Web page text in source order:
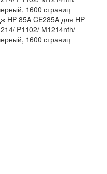
HP 85A CE285A для HP
P1102/ M1214nfh/
1600 страниц